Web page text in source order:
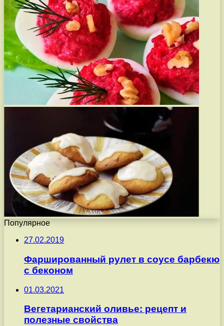
Популярное
27.02.2019
Фаршированный рулет в соусе барбекю
с беконом
01.03.2021
Вегетарианский оливье: рецепт и
полезные свойства